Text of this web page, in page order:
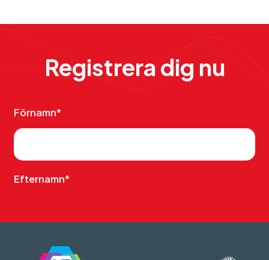
Registrera dig nu